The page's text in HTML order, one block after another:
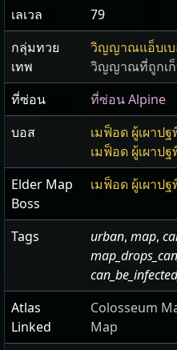
เลเวล
79
กลุ่มทวย
เทพ
วิญญาณแอ็บเบ
วิญญาณที่ถูกเก็
ที่ซ่อน
ที่ซ่อน Alpine
บอส
เมฟ็อด ผู้เผาปฐ
เมฟ็อด ผู้เผาปฐ
Elder Map
Boss
เมฟ็อด ผู้เผาปฐ
Tags urban, map,
Atlas
Linked
Colosseum
Map